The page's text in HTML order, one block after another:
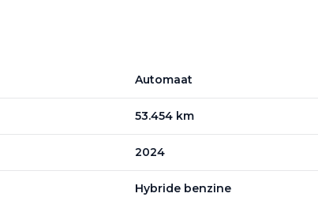
Automaat
53.454 km
2024
Hybride benzine